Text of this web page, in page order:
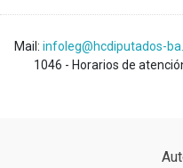
Mail: infoleg@hcdiputados-
1046 - Horarios de